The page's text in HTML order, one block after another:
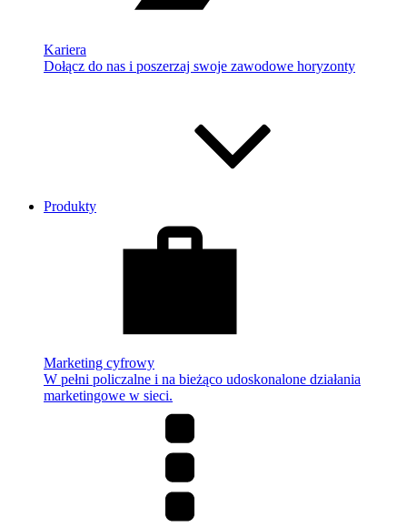
Kariera
Dołącz do nas i poszerzaj swoje zawodowe horyzonty
Produkty
Marketing cyfrowy
W pełni policzalne i na bieżąco udoskonalone działania
marketingowe w sieci.